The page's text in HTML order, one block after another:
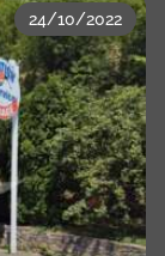
24/10/2022